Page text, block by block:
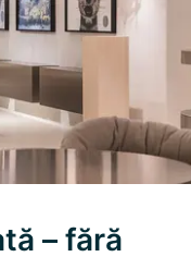
– fără